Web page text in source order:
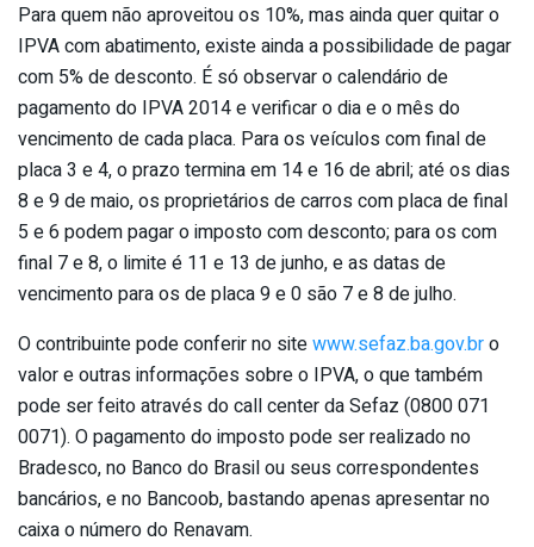
Para quem não aproveitou os 10%, mas ainda quer quitar o
IPVA com abatimento, existe ainda a possibilidade de pagar
com 5% de desconto. É só observar o calendário de
pagamento do IPVA 2014 e verificar o dia e o mês do
vencimento de cada placa. Para os veículos com final de
placa 3 e 4, o prazo termina em 14 e 16 de abril; até os dias
8 e 9 de maio, os proprietários de carros com placa de final
5 e 6 podem pagar o imposto com desconto; para os com
final 7 e 8, o limite é 11 e 13 de junho, e as datas de
vencimento para os de placa 9 e 0 são 7 e 8 de julho.
O contribuinte pode conferir no sitewww.sefaz.ba.gov.bro
valor e outras informações sobre o IPVA, o que também
pode ser feito através do call center da Sefaz (0800 071
0071). O pagamento do imposto pode ser realizado no
Bradesco, no Banco do Brasil ou seus correspondentes
bancários, e no Bancoob, bastando apenas apresentar no
caixa o número do Renavam.